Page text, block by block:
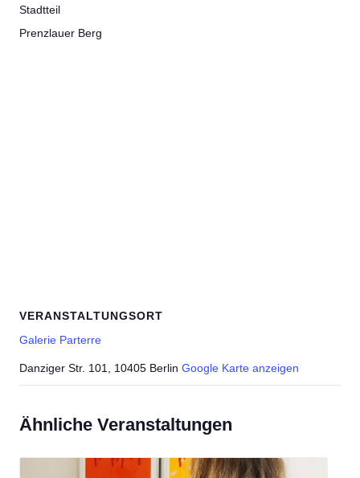
Stadtteil
Prenzlauer Berg
VERANSTALTUNGSORT
Galerie Parterre
Danziger Str. 101, 10405 Berlin Google Karte anzeigen
Ähnliche Veranstaltungen